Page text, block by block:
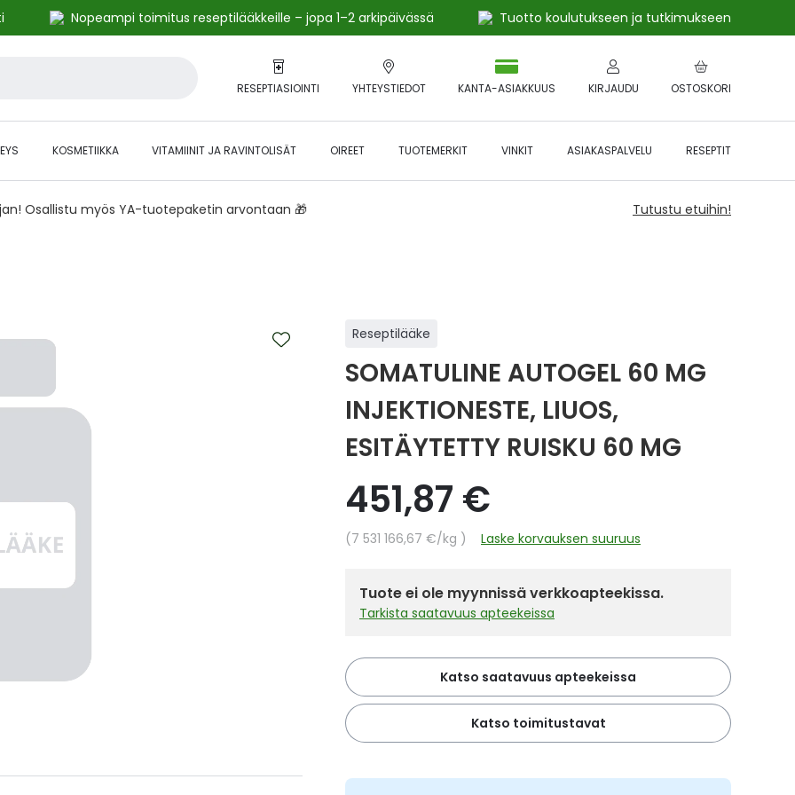
Nopeampi toimitus reseptilääkkeille – jopa 1–2 arkipäivässä
Tuotto koulutukseen ja tutkimukseen
RESEPTIASIOINTI YHTEYSTIEDOT OSTOSKORI
KANTA-ASIAKKUUS KIRJAUDU
KOSMETIIKKA VITAMIINIT JA RAVINTOLISÄT OIREET TUOTEMERKIT VINKIT ASIAKASPALVELU RESEPTIT
Osallistu myös YA-tuotepaketin arvontaan 🎁 Tutustu etuihin!
Reseptilääke
SOMATULINE AUTOGEL 60 MG
INJEKTIONESTE, LIUOS,
ESITÄYTETTY RUISKU 60 MG
451,87 €
Yksikköhinta
7 531 166,67 €/kg Laske korvauksen suuruus
Tuote ei ole myynnissä verkkoapteekissa.
Tarkista saatavuus apteekeissa
Katso saatavuus apteekeissa
Katso toimitustavat